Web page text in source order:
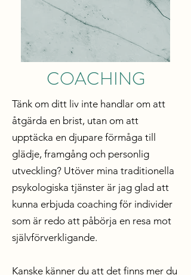
COACHING
Tänk om ditt liv inte handlar om att
åtgärda en brist, utan om att
upptäcka en djupare förmåga till
glädje, framgång och personlig
utveckling? Utöver mina traditionella
psykologiska tjänster är jag glad att
kunna erbjuda coaching för individer
som är redo att påbörja en resa mot
självförverkligande.
Kanske känner du att det finns mer du